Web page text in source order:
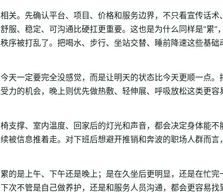
关。先确认平台、项目、价格和服务边界，不只看宣传话
服、稳定、可沟通比硬扛更重要。这也是为什么同样是“累”
序被打乱了。把喝水、步行、坐站交替、睡前降速这些基
天一定要完全没感觉，而是让明天的状态比今天更顺一点
力的机会，晚上则优先做热敷、轻伸展、呼吸放松这类更
支撑、室内温度、回家后的灯光和声音，都会决定身体能
被信息推着走。对下班后想避开推销和奔波的职场人群而
的是上午、下午还是晚上；是在久坐后更明显，还是在忙
次不管是自己做养护，还是和服务人员沟通，都会更容易